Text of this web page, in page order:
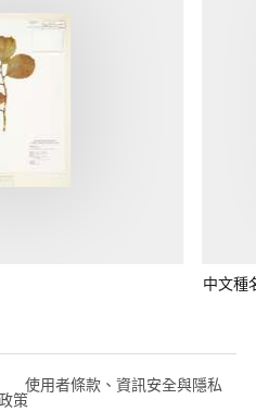
中文種
使用者條款、資訊安全與隱私
策